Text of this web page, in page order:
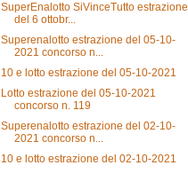
SuperEnalotto SiVinceTutto estrazione
del 6 ottobr...
Superenalotto estrazione del 05-10-
2021 concorso n...
10 e lotto estrazione del 05-10-2021
Lotto estrazione del 05-10-2021
concorso n. 119
Superenalotto estrazione del 02-10-
2021 concorso n...
10 e lotto estrazione del 02-10-2021